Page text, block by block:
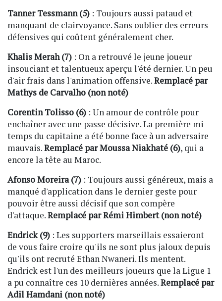
Tanner Tessmann (5) : Toujours aussi pataud et
manquant de clairvoyance. Sans oublier des erreurs
défensives qui coûtent généralement cher.
Khalis Merah (7) : On a retrouvé le jeune joueur
insouciant et talentueux aperçu l'été dernier. Un peu
d'air frais dans l'animation offensive.Remplacé par
Mathys de Carvalho (non noté)
Corentin Tolisso (6) : Un amour de contrôle pour
enchaîner avec une passe décisive. La première mi-
temps du capitaine a été bonne face à un adversaire
mauvais.Remplacé par Moussa Niakhaté (6), qui a
encore la tête au Maroc.
Afonso Moreira (7) : Toujours aussi généreux, mais a
manqué d'application dans le dernier geste pour
pouvoir être aussi décisif que son compère
d'attaque.Remplacé par Rémi Himbert (non noté)
Endrick (9) : Les supporters marseillais essaieront
de vous faire croire qu'ils ne sont plus jaloux depuis
qu'ils ont recruté Ethan Nwaneri. Ils mentent.
Endrick est l'un des meilleurs joueurs que la Ligue 1
a pu connaître ces 10 dernières années.Remplacé par
Adil Hamdani (non noté)